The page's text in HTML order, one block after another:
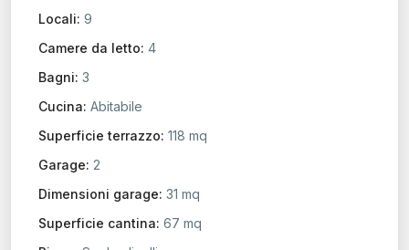
Locali: 9
Camere da letto: 4
Bagni: 3
Cucina: Abitabile
Superficie terrazzo: 118 mq
Garage: 2
Dimensioni garage: 31 mq
Superficie cantina: 67 mq